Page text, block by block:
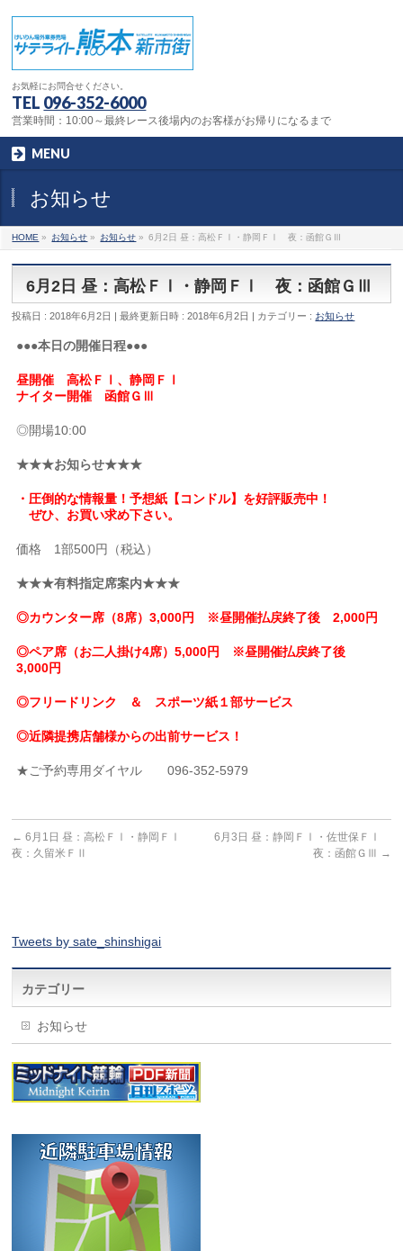
お気軽にお問合せください。
TEL 096-352-6000
営業時間：10:00～最終レース後場内のお客様がお帰りになるまで
MENU
お知らせ
HOME » お知らせ » お知らせ » 6月2日 昼：高松ＦⅠ・静岡ＦⅠ 夜：函館ＧⅢ
6月2日 昼：高松ＦⅠ・静岡ＦⅠ 夜：函館ＧⅢ
投稿日 : 2018年6月2日 最終更新日時 : 2018年6月2日 カテゴリー : お知らせ
●●●本日の開催日程●●●
昼開催 高松ＦⅠ、静岡ＦⅠ
ナイター開催 函館ＧⅢ
◎開場10:00
★★★お知らせ★★★
・圧倒的な情報量！予想紙【コンドル】を好評販売中！
ぜひ、お買い求め下さい。
価格 1部500円（税込）
★★★有料指定席案内★★★
◎カウンター席（8席）3,000円 ※昼開催払戻終了後 2,000円
◎ペア席（お二人掛け4席）5,000円 ※昼開催払戻終了後
3,000円
◎フリードリンク ＆ スポーツ紙１部サービス
◎近隣提携店舗様からの出前サービス！
★ご予約専用ダイヤル 096-352-5979
← 6月1日 昼：高松ＦⅠ・静岡ＦⅠ
夜：久留米ＦⅡ
6月3日 昼：静岡ＦⅠ・佐世保ＦⅠ
夜：函館ＧⅢ →
Tweets by sate_shinshigai
カテゴリー
お知らせ